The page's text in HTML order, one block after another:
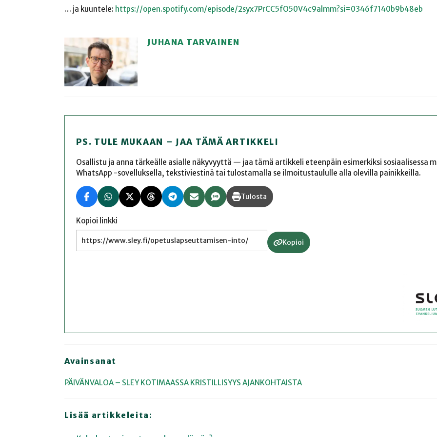
… ja kuuntele: https://open.spotify.com/episode/2syx7PrCC5fO50V4c9almm?si=0346f7140b9b48eb
JUHANA TARVAINEN
PS. TULE MUKAAN – JAA TÄMÄ ARTIKKELI
Osallistu ja anna tärkeälle asialle näkyvyyttä — jaa tämä artikkeli eteenpäin esimerkiksi sosiaalisessa
WhatsApp -sovelluksella, tekstiviestinä tai tulostamalla se ilmoitustaululle alla olevilla painikkeilla.
Tulosta
Kopioi linkki
Kopioi
Avainsanat
PÄIVÄNVALOA – SLEY KOTIMAASSA KRISTILLISYYS AJANKOHTAISTA
Lisää artikkeleita: